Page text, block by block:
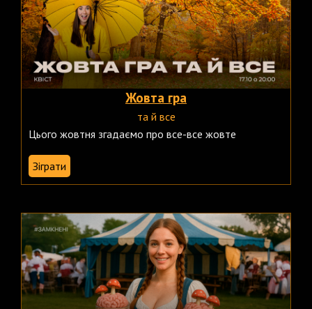
Жовта гра
та й все
Цього жовтня згадаємо про все-все жовте
Зіграти